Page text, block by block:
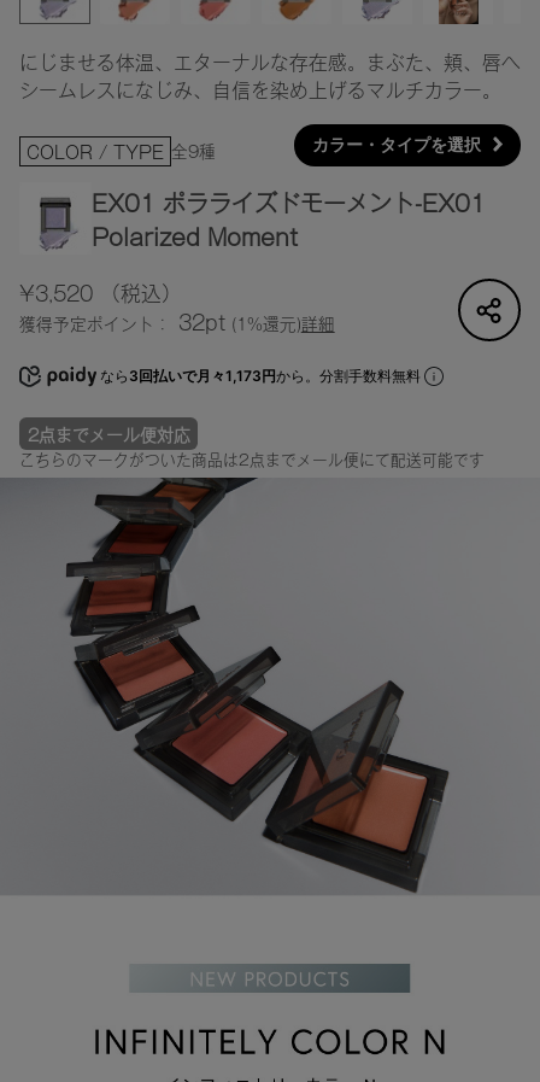
にじませる体温、エターナルな存在感。まぶた、頬、唇へ
シームレスになじみ、自信を染め上げるマルチカラー。
COLOR / TYPE 全9種 カラー・タイプを選択
EX01 ポラライズドモーメント-EX01
Polarized Moment
¥3,520（税込）
獲得予定ポイント： 32pt (1%還元)詳細
なら 3回払いで月々1,173円から。分割手数料無料
2点までメール便対応
こちらのマークがついた商品は2点までメール便にて配送可能です